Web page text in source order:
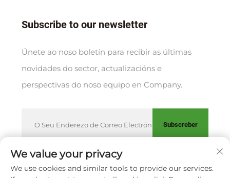
Subscribe to our newsletter
Únete ao noso boletín para recibir as últimas
novidades do sector, actualizacións e
perspectivas do noso equipo en Company.
Subscreber
Copyright © XIAMEN HUAKANG ORTHOPEDIC CO., LTD.
We value your privacy
We use cookies and similar tools to provide our services.